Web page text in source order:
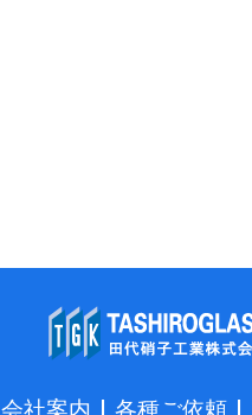
会社案内 各種ご依頼